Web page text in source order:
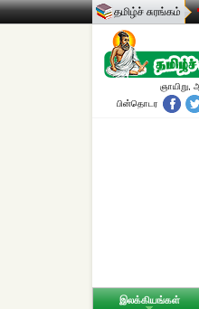
தமிழ்ச் சுரங்கம்
ஞாயிறு,
பின்தொடர
இலக்கியங்கள்